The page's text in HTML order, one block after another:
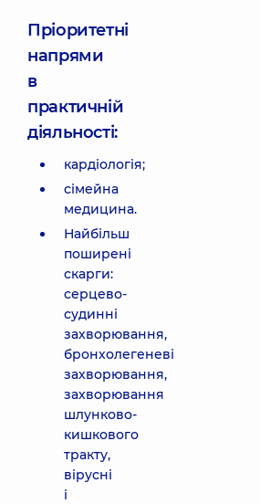
Пріоритетні
напрями
в
практичній
діяльності:
кардіологія;
сімейна
медицина.
Найбільш
поширені
скарги:
серцево-
судинні
захворювання,
бронхолегеневі
захворювання,
захворювання
шлунково-
кишкового
тракту,
вірусні
і